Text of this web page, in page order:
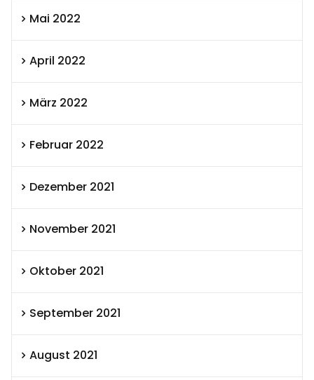
Mai 2022
April 2022
März 2022
Februar 2022
Dezember 2021
November 2021
Oktober 2021
September 2021
August 2021